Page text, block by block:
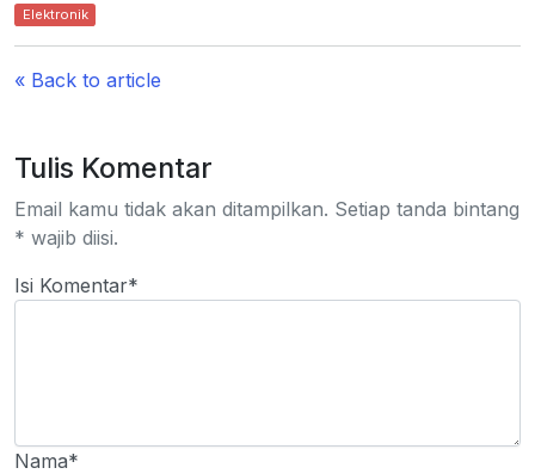
Elektronik
« Back to article
Tulis Komentar
Email kamu tidak akan ditampilkan. Setiap tanda bintang
* wajib diisi.
Isi Komentar*
Nama*